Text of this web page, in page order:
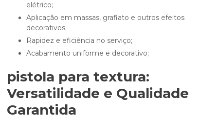
elétrico;
Aplicação em massas, grafiato e outros efeitos
decorativos;
Rapidez e eficiência no serviço;
Acabamento uniforme e decorativo;
pistola para textura:
Versatilidade e Qualidade
Garantida